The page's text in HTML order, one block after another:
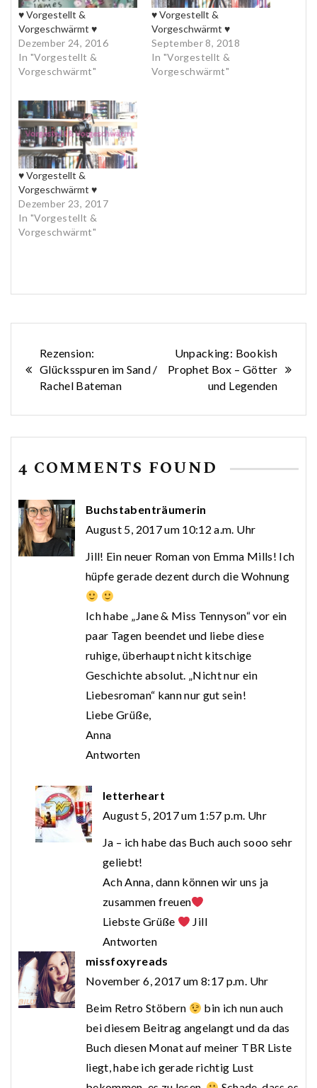
♥ Vorgestellt &
Vorgeschwärmt ♥
Dezember 24, 2016
In "Vorgestellt &
Vorgeschwärmt"
♥ Vorgestellt &
Vorgeschwärmt ♥
September 8, 2018
In "Vorgestellt &
Vorgeschwärmt"
♥ Vorgestellt &
Vorgeschwärmt ♥
Dezember 23, 2017
In "Vorgestellt &
Vorgeschwärmt"
Beitragsnavigation
Rezension:
Glücksspuren im Sand /
Rachel Bateman
Unpacking: Bookish
Prophet Box – Götter
und Legenden
4 COMMENTS FOUND
Buchstabenträumerin
August 5, 2017 um 10:12 a.m. Uhr
Jill! Ein neuer Roman von Emma Mills! Ich
hüpfe gerade dezent durch die Wohnung
Ich habe „Jane & Miss Tennyson“ vor ein
paar Tagen beendet und liebe diese
ruhige, überhaupt nicht kitschige
Geschichte absolut. „Nicht nur ein
Liebesroman“ kann nur gut sein!
Liebe Grüße,
Anna
Antworten
letterheart
August 5, 2017 um 1:57 p.m. Uhr
Ja – ich habe das Buch auch sooo sehr
geliebt!
Ach Anna, dann können wir uns ja
zusammen freuen
Liebste Grüße
Jill
Antworten
missfoxyreads
November 6, 2017 um 8:17 p.m. Uhr
Beim Retro Stöbern
bin ich nun auch
bei diesem Beitrag angelangt und da das
Buch diesen Monat auf meiner TBR Liste
liegt, habe ich gerade richtig Lust